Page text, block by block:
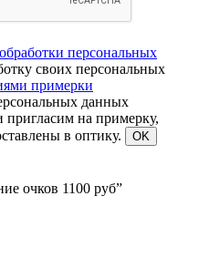
персональных
своих персональных
примерки
данных
на примерку,
в оптику.
OK
очков 1100 руб”